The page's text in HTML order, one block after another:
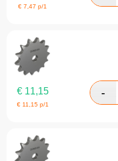
€7,47 p/1
€11,15
€ 11,15p/1